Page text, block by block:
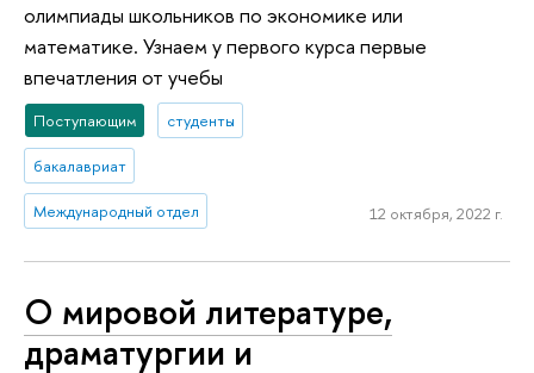
олимпиады школьников по экономике или
математике. Узнаем у первого курса первые
впечатления от учебы
Поступающим студенты
бакалавриат
Международный отдел 12 октября, 2022 г.
О мировой литературе,
драматургии и